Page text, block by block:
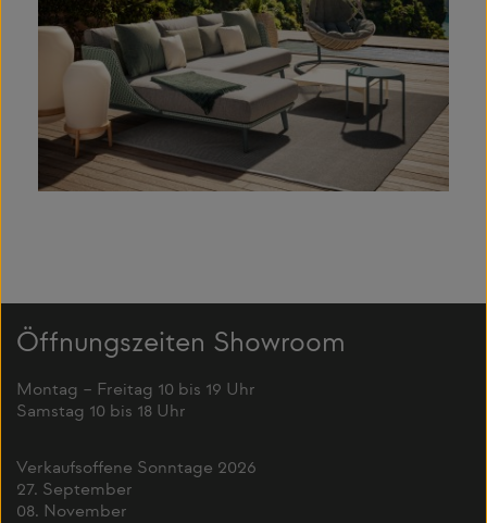
Öffnungszeiten Showroom
Montag – Freitag 10 bis 19 Uhr
Samstag 10 bis 18 Uhr
Verkaufsoffene Sonntage 2026
27. September
08. November